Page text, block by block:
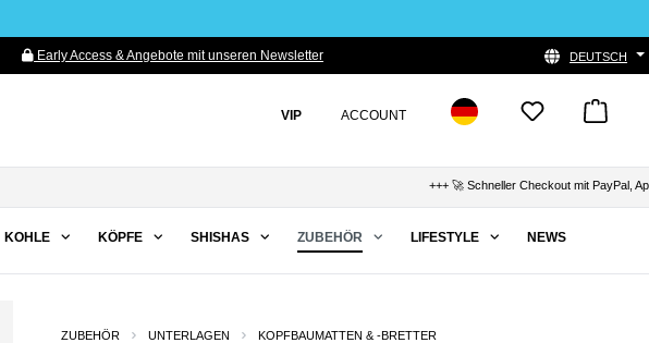
Early Access & Angebote mit unseren Newsletter DEUTSCH
VIP ACCOUNT
+++ 🚀 Schneller Checkout mit PayPal, Apple
KOHLE KÖPFE SHISHAS ZUBEHÖR LIFESTYLE NEWS
ZUBEHÖR UNTERLAGEN KOPFBAUMATTEN & -BRETTER